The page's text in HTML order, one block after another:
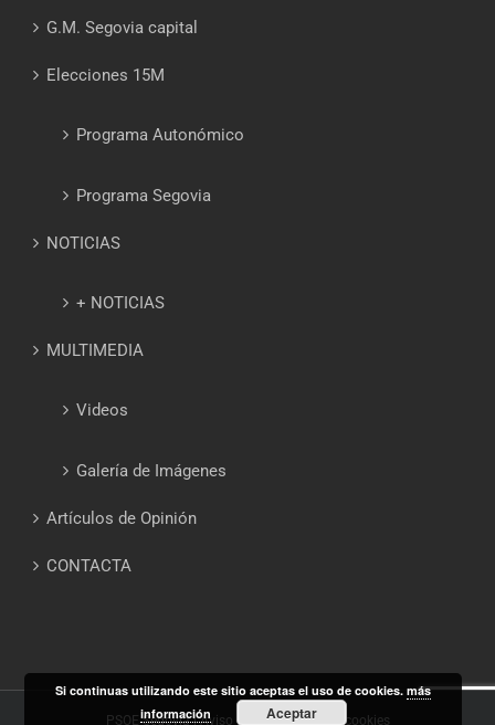
G.M. Segovia capital
Elecciones 15M
Programa Autonómico
Programa Segovia
NOTICIAS
+ NOTICIAS
MULTIMEDIA
Videos
Galería de Imágenes
Artículos de Opinión
CONTACTA
PSOE Segovia |Aviso Legal|Política de cookies
Si continuas utilizando este sitio aceptas el uso de cookies.más
información
Aceptar